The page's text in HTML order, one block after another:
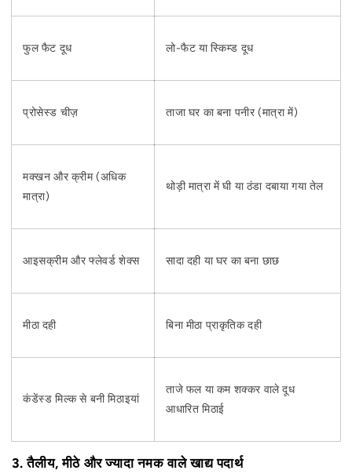
फुल फैट दूध लो-फैट या स्किम्ड दूध
प्रोसेस्ड चीज़ ताजा घर का बना पनीर (मात्रा में)
मक्खन और क्रीम (अधिक
मात्रा)
थोड़ी मात्रा में घी या ठंडा दबाया गया तेल
आइसक्रीम और फ्लेवर्ड शेक्स सादा दही या घर का बना छाछ
मीठा दही बिना मीठा प्राकृतिक दही
कंडेंस्ड मिल्क से बनी मिठाइयां
ताजे फल या कम शक्कर वाले दूध
आधारित मिठाई
3. तैलीय, मीठे और ज्यादा नमक वाले खाद्य पदार्थ